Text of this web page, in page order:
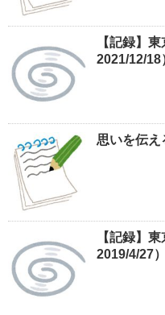
【記録】
2021/12/18
思いを伝え
【記録】
2019/4/27）